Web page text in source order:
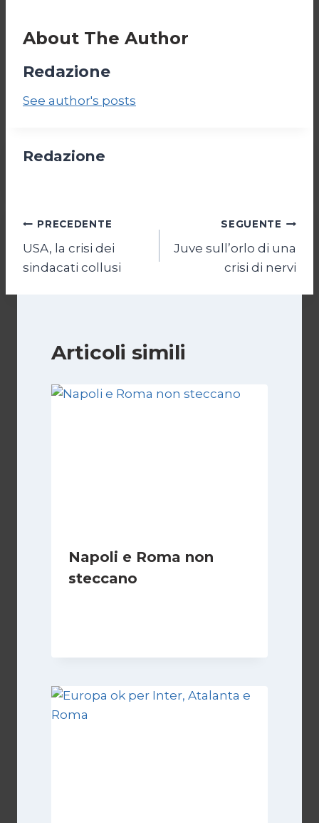
About The Author
Redazione
See author's posts
Redazione
Navigazione
articoli
PRECEDENTE
USA, la crisi dei
sindacati collusi
SEGUENTE
Juve sull’orlo di una
crisi di nervi
Articoli simili
Napoli e Roma non
steccano